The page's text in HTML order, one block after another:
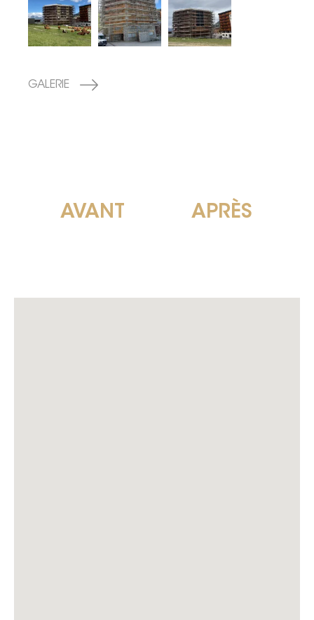
GALERIE
AVANT APRÈS